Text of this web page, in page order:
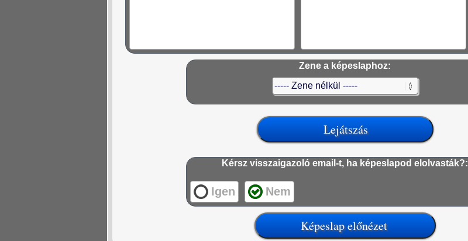
Zene a képeslaphoz:
Kérsz visszaigazoló email-t, ha képeslapod elolvasták?:
Igen Nem